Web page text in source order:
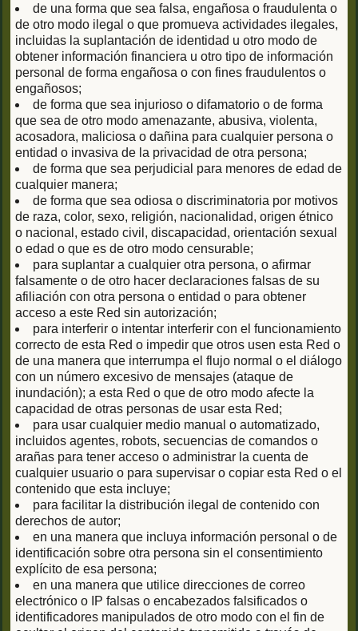
de una forma que sea falsa, engañosa o fraudulenta o
de otro modo ilegal o que promueva actividades ilegales,
incluidas la suplantación de identidad u otro modo de
obtener información financiera u otro tipo de información
personal de forma engañosa o con fines fraudulentos o
engañosos;
de forma que sea injurioso o difamatorio o de forma
que sea de otro modo amenazante, abusiva, violenta,
acosadora, maliciosa o dañina para cualquier persona o
entidad o invasiva de la privacidad de otra persona;
de forma que sea perjudicial para menores de edad de
cualquier manera;
de forma que sea odiosa o discriminatoria por motivos
de raza, color, sexo, religión, nacionalidad, origen étnico
o nacional, estado civil, discapacidad, orientación sexual
o edad o que es de otro modo censurable;
para suplantar a cualquier otra persona, o afirmar
falsamente o de otro hacer declaraciones falsas de su
afiliación con otra persona o entidad o para obtener
acceso a este Red sin autorización;
para interferir o intentar interferir con el funcionamiento
correcto de esta Red o impedir que otros usen esta Red o
de una manera que interrumpa el flujo normal o el diálogo
con un número excesivo de mensajes (ataque de
inundación); a esta Red o que de otro modo afecte la
capacidad de otras personas de usar esta Red;
para usar cualquier medio manual o automatizado,
incluidos agentes, robots, secuencias de comandos o
arañas para tener acceso o administrar la cuenta de
cualquier usuario o para supervisar o copiar esta Red o el
contenido que esta incluye;
para facilitar la distribución ilegal de contenido con
derechos de autor;
en una manera que incluya información personal o de
identificación sobre otra persona sin el consentimiento
explícito de esa persona;
en una manera que utilice direcciones de correo
electrónico o IP falsas o encabezados falsificados o
identificadores manipulados de otro modo con el fin de